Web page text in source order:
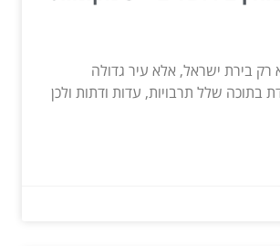
רק בירת ישראל, אלא עיר גדולה
בתוכה שלל תרבויות, עדות ודתות ולכן